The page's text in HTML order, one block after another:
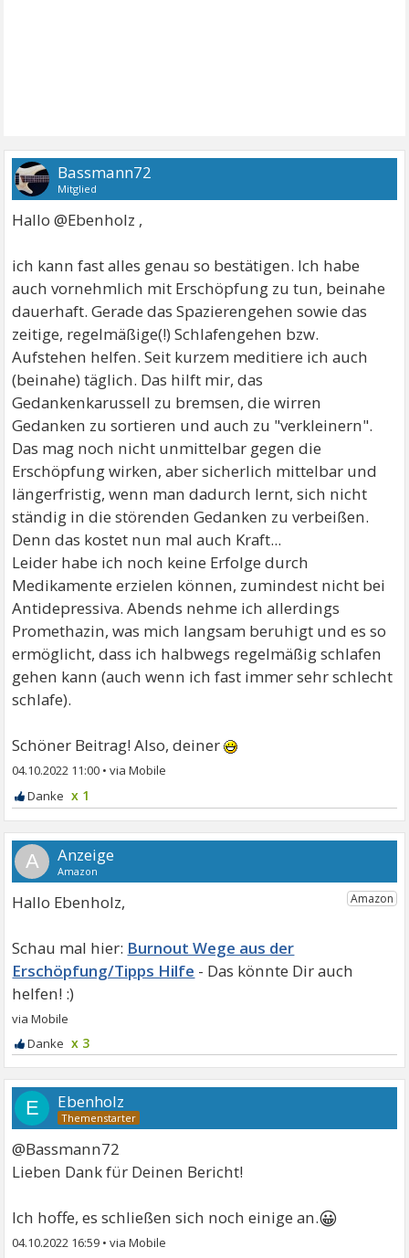
Bassmann72
Mitglied
Hallo @Ebenholz ,
ich kann fast alles genau so bestätigen. Ich habe
auch vornehmlich mit Erschöpfung zu tun, beinahe
dauerhaft. Gerade das Spazierengehen sowie das
zeitige, regelmäßige(!) Schlafengehen bzw.
Aufstehen helfen. Seit kurzem meditiere ich auch
(beinahe) täglich. Das hilft mir, das
Gedankenkarussell zu bremsen, die wirren
Gedanken zu sortieren und auch zu "verkleinern".
Das mag noch nicht unmittelbar gegen die
Erschöpfung wirken, aber sicherlich mittelbar und
längerfristig, wenn man dadurch lernt, sich nicht
ständig in die störenden Gedanken zu verbeißen.
Denn das kostet nun mal auch Kraft...
Leider habe ich noch keine Erfolge durch
Medikamente erzielen können, zumindest nicht bei
Antidepressiva. Abends nehme ich allerdings
Promethazin, was mich langsam beruhigt und es so
ermöglicht, dass ich halbwegs regelmäßig schlafen
gehen kann (auch wenn ich fast immer sehr schlecht
schlafe).
Schöner Beitrag! Also, deiner
04.10.2022 11:00 •
x 1
A
Hallo Ebenholz,
Burnout Wege aus der
Erschöpfung/Tipps Hilfe
x 3
E Ebenholz
@Bassmann72
Lieben Dank für Deinen Bericht!
Ich hoffe, es schließen sich noch einige an.😀
04.10.2022 16:59 •